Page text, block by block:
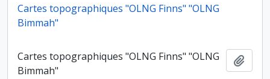
Cartes topographiques "OLNG Finns" "OLNG
Bimmah"
Cartes topographiques "OLNG Finns" "OLNG
Bimmah"